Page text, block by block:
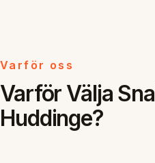
Varför oss
Varför Välja
Huddinge?